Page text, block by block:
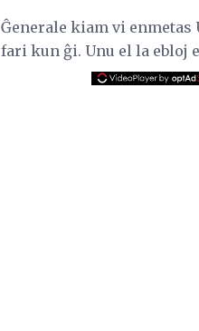
Ĝenerale kiam vi enmetas
fari kun ĝi. Unu el la ebloj